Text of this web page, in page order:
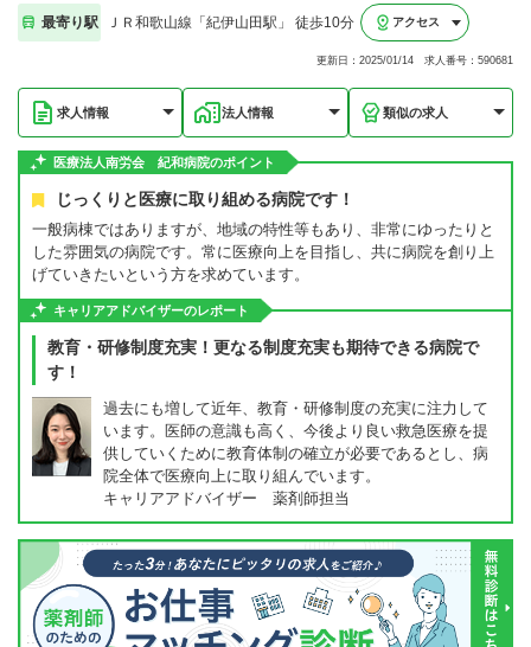
最寄り駅 ＪＲ和歌山線「紀伊山田駅」 徒歩10分 アクセス
更新日：2025/01/14 求人番号：590681
求人情報 法人情報 類似の求人
医療法人南労会 紀和病院のポイント
じっくりと医療に取り組める病院です！
一般病棟ではありますが、地域の特性等もあり、非常にゆったりと
した雰囲気の病院です。常に医療向上を目指し、共に病院を創り上
げていきたいという方を求めています。
キャリアアドバイザーのレポート
教育・研修制度充実！更なる制度充実も期待できる病院で
す！
過去にも増して近年、教育・研修制度の充実に注力して
います。医師の意識も高く、今後より良い救急医療を提
供していくために教育体制の確立が必要であるとし、病
院全体で医療向上に取り組んでいます。
キャリアアドバイザー 薬剤師担当